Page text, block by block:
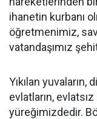
ihanetin kurbanı
öğretmenimiz,
vatandaşımız
Yıkılan yuvaların,
evlatların,
yüreğimizdedir.